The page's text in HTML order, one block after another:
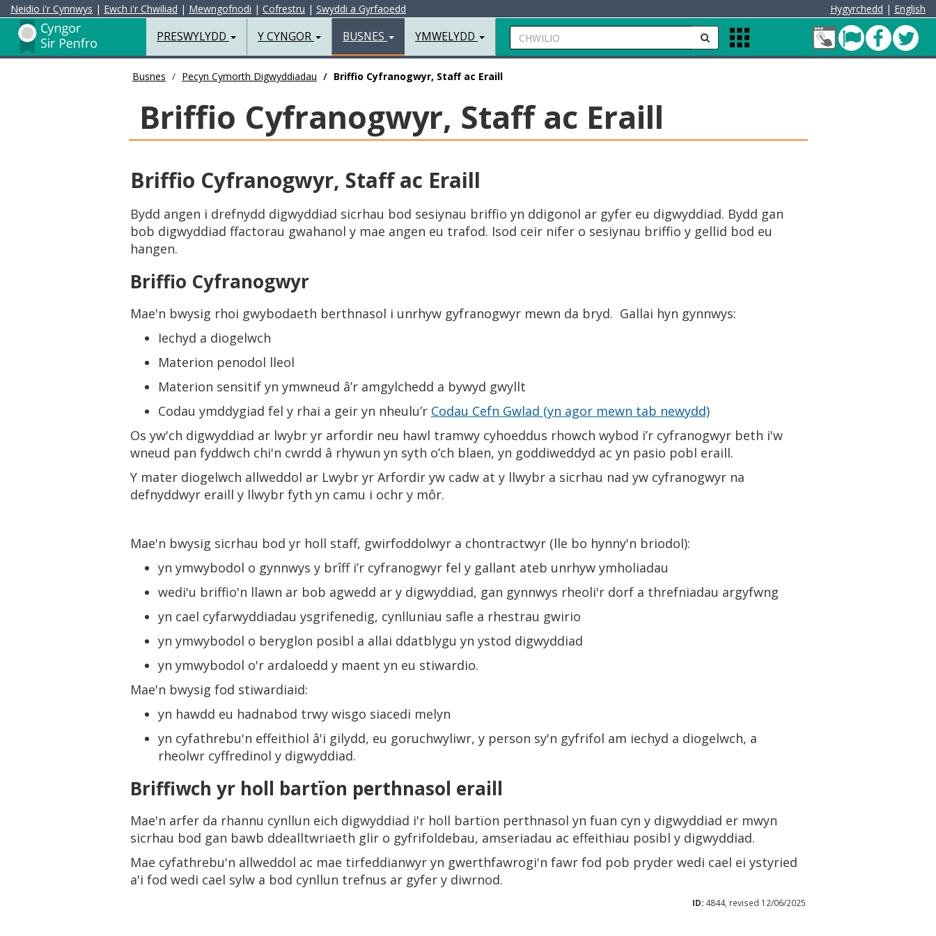
Neidio i'r Cynnwys | Ewch i'r Chwiliad | Mewngofnodi | Cofrestru | Swyddi a Gyrfaoedd Hygyrchedd | English
Preswylydd
PRESWYLYDD Y CYNGOR BUSNES YMWELYDD Chwilio anfon
Apps
Menu
Fy
NghyfrifPont
Cleddau
Busnes Pecyn Cymorth Digwyddiadau Briffio Cyfranogwyr, Staff ac Eraill
Briffio Cyfranogwyr, Staff ac Eraill
Briffio Cyfranogwyr, Staff ac Eraill
Bydd angen i drefnydd digwyddiad sicrhau bod sesiynau briffio yn ddigonol ar gyfer eu digwyddiad. Bydd gan
bob digwyddiad ffactorau gwahanol y mae angen eu trafod. Isod ceir nifer o sesiynau briffio y gellid bod eu
hangen.
Briffio Cyfranogwyr
Mae'n bwysig rhoi gwybodaeth berthnasol i unrhyw gyfranogwyr mewn da bryd. Gallai hyn gynnwys:
Iechyd a diogelwch
Materion penodol lleol
Materion sensitif yn ymwneud â’r amgylchedd a bywyd gwyllt
Codau ymddygiad fel y rhai a geir yn nheulu’r Codau Cefn Gwlad (yn agor mewn tab newydd)
Os yw'ch digwyddiad ar lwybr yr arfordir neu hawl tramwy cyhoeddus rhowch wybod i’r cyfranogwyr beth i'w
wneud pan fyddwch chi'n cwrdd â rhywun yn syth o’ch blaen, yn goddiweddyd ac yn pasio pobl eraill.
Y mater diogelwch allweddol ar Lwybr yr Arfordir yw cadw at y llwybr a sicrhau nad yw cyfranogwyr na
defnyddwyr eraill y llwybr fyth yn camu i ochr y môr.
Mae'n bwysig sicrhau bod yr holl staff, gwirfoddolwyr a chontractwyr (lle bo hynny'n briodol):
yn ymwybodol o gynnwys y brîff i’r cyfranogwyr fel y gallant ateb unrhyw ymholiadau
wedi'u briffio'n llawn ar bob agwedd ar y digwyddiad, gan gynnwys rheoli'r dorf a threfniadau argyfwng
yn cael cyfarwyddiadau ysgrifenedig, cynlluniau safle a rhestrau gwirio
yn ymwybodol o beryglon posibl a allai ddatblygu yn ystod digwyddiad
yn ymwybodol o'r ardaloedd y maent yn eu stiwardio.
Mae'n bwysig fod stiwardiaid:
yn hawdd eu hadnabod trwy wisgo siacedi melyn
yn cyfathrebu'n effeithiol â'i gilydd, eu goruchwyliwr, y person sy'n gyfrifol am iechyd a diogelwch, a
rheolwr cyffredinol y digwyddiad.
Briffiwch yr holl bartïon perthnasol eraill
Mae'n arfer da rhannu cynllun eich digwyddiad i'r holl bartïon perthnasol yn fuan cyn y digwyddiad er mwyn
sicrhau bod gan bawb ddealltwriaeth glir o gyfrifoldebau, amseriadau ac effeithiau posibl y digwyddiad.
Mae cyfathrebu'n allweddol ac mae tirfeddianwyr yn gwerthfawrogi'n fawr fod pob pryder wedi cael ei ystyried
a'i fod wedi cael sylw a bod cynllun trefnus ar gyfer y diwrnod.
ID: 4844, revised 12/06/2025